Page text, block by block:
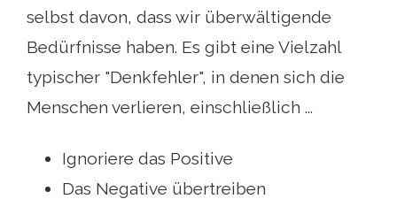
selbst davon, dass wir überwältigende
Bedürfnisse haben. Es gibt eine Vielzahl
typischer "Denkfehler", in denen sich die
Menschen verlieren, einschließlich ...
Ignoriere das Positive
Das Negative übertreiben